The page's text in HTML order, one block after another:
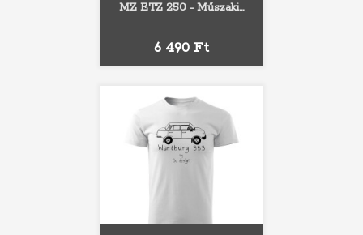
MZ ETZ 250 - Műszaki...
Ár
6 490 Ft